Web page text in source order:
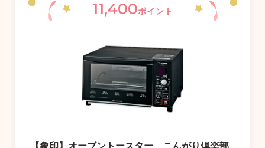
11,400ポイント
【象印】オーブントースター こんがり倶楽部